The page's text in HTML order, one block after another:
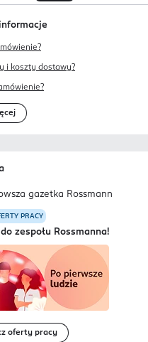
i koszty dostawy?
PRACY
do zespołu Rossmanna!
oferty pracy